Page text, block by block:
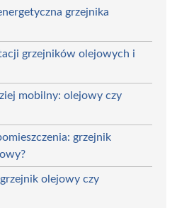
grzejnika
grzejników olejowych i
mobilny: olejowy czy
grzejnik
olejowy czy